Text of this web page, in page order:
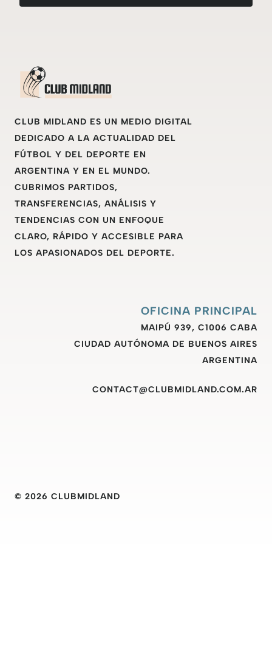
CLUB MIDLAND ES UN MEDIO DIGITAL
DEDICADO A LA ACTUALIDAD DEL
FÚTBOL Y DEL DEPORTE EN
ARGENTINA Y EN EL MUNDO.
CUBRIMOS PARTIDOS,
TRANSFERENCIAS, ANÁLISIS Y
TENDENCIAS CON UN ENFOQUE
CLARO, RÁPIDO Y ACCESIBLE PARA
LOS APASIONADOS DEL DEPORTE.
OFICINA PRINCIPAL
MAIPÚ 939, C1006 CABA
CIUDAD AUTÓNOMA DE BUENOS AIRES
ARGENTINA
CONTACT@CLUBMIDLAND.COM.AR
© 2026 CLUBMIDLAND